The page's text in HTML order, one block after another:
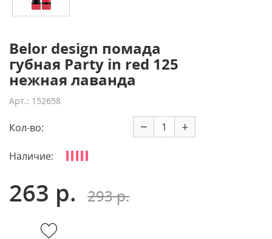
Belor design помада
губная Party in red 125
нежная лаванда
Арт.: 152658
Кол-во: − +
Наличие:
263 р. 293 р.